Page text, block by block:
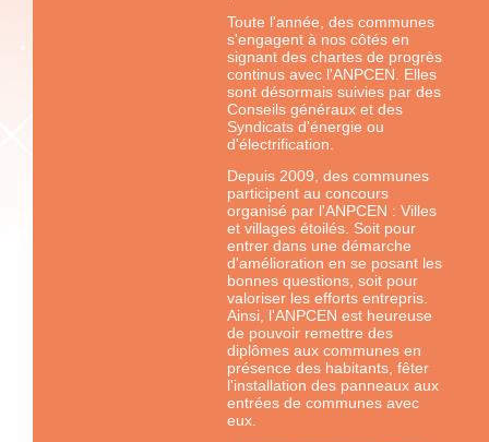
Toute l'année, des communes
s'engagent à nos côtés en
signant des chartes de progrès
continus avec l'ANPCEN. Elles
sont désormais suivies par des
Conseils généraux et des
Syndicats d'énergie ou
d'électrification.
Depuis 2009, des communes
participent au concours
organisé par l'ANPCEN : Villes
et villages étoilés. Soit pour
entrer dans une démarche
d'amélioration en se posant les
bonnes questions, soit pour
valoriser les efforts entrepris.
Ainsi, l'ANPCEN est heureuse
de pouvoir remettre des
diplômes aux communes en
présence des habitants, fêter
l'installation des panneaux aux
entrées de communes avec
eux.